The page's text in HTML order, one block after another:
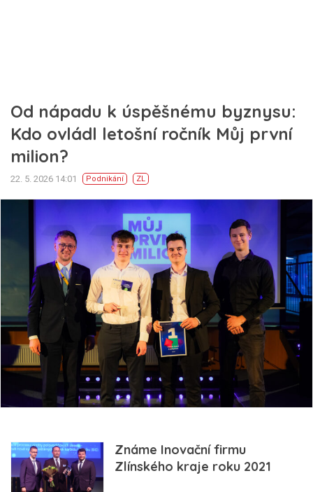
Od nápadu k úspěšnému byznysu:
Kdo ovládl letošní ročník Můj první
milion?
22. 5. 2026 14:01 Podnikání ZL
Známe Inovační firmu
Zlínského kraje roku 2021